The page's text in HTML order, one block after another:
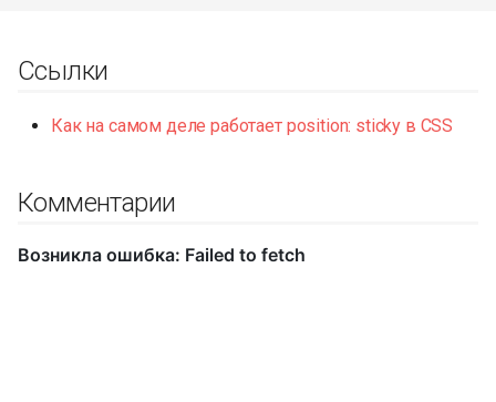
Ссылки
Как на самом деле работает position: sticky в CSS
Комментарии